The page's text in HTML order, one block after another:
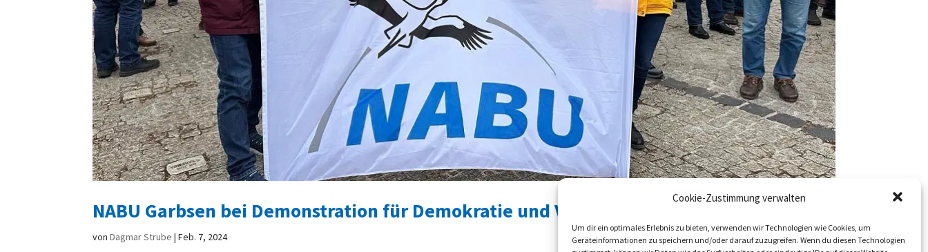
Cookie-Zustimmung verwalten
Um dir ein optimales Erlebnis zu bieten, verwenden wir Technologien wie Cookies, um
Geräteinformationen zu speichern und/oder darauf zuzugreifen. Wenn du diesen Technologien
NABU Garbsen bei Demonstration für Demokratie und Vielfalt
vonDagmar Strube |Feb. 7, 2024